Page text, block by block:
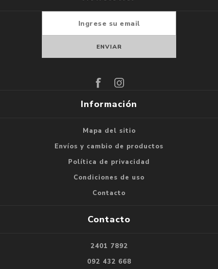
Información
Mapa del sitio
Envíos y cambio de productos
Política de privacidad
Condiciones de uso
Contacto
Contacto
2401 7892
092 432 668